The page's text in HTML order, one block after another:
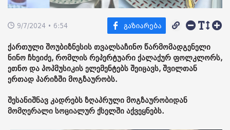
9/7/2024 • 6:54
ქართული შოუბიზნესის თვალსაჩინო წარმომადგენელი
ნინო ჩხეიძე, რომლის რეპერტუარი ქალაქურ ფოლკლორს,
ეთნო და პოპმუსიკის ელემენტებს შეიცავს, შვილთან
ერთად პარიზში მოგზაურობს.
შესანიშნავ კადრებს ზღაპრული მოგზაურობიდან
მომღერალი სოციალურ ქსელში აქვეყნებს.